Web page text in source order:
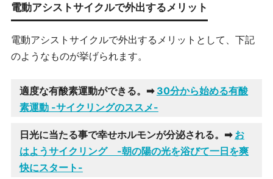
電動アシストサイクルで外出するメリット
電動アシストサイクルで外出するメリットとして、下記
のようなものが挙げられます。
適度な有酸素運動ができる。➡ 30分から始める有酸
素運動 -サイクリングのススメ-
日光に当たる事で幸せホルモンが分泌される。➡ お
はようサイクリング -朝の陽の光を浴びて一日を爽
快にスタート-